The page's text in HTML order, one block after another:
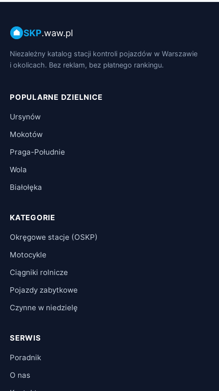
SKP.waw.pl
Niezależny katalog stacji kontroli pojazdów w Warszawie
i okolicach. Bez reklam, bez płatnego rankingu.
POPULARNE DZIELNICE
Ursynów
Mokotów
Praga-Południe
Wola
Białołęka
KATEGORIE
Okręgowe stacje (OSKP)
Motocykle
Ciągniki rolnicze
Pojazdy zabytkowe
Czynne w niedzielę
SERWIS
Poradnik
O nas